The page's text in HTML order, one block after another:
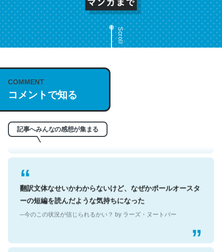
Scroll
COMMENT
コメントで知る
記事へみんなの感想が集まる
これは名文。彼はとてもクレバーなんだろうなと凄く思
う。英語少しでも読める人は原文もお勧め。自分はこの流
れ好き。Let’s Fucking Go. Then Covid hit. Shit.
─今のこの状況が信じられるかい？ by ラーズ・ヌートバー
翻訳文体なせいかわからないけど、なぜかポールオースタ
ーの短編を読んだような気持ちになった
─今のこの状況が信じられるかい？ by ラーズ・ヌートバー